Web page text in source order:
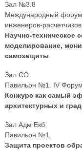
Зал №3.8
Международный форум
инженеров-
Научно-техническое
моделирование,
самозащиты
Зал СО
Павильон №1. IV
Конкурс как самый
архитектурных и
Зал Адм Екб
Павильон №1
Защита проектов